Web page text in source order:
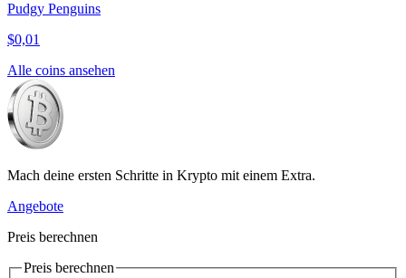
Pudgy Penguins
$0,01
Alle coins ansehen
Mach deine ersten Schritte in Krypto mit einem Extra.
Angebote
Preis berechnen
Preis berechnen